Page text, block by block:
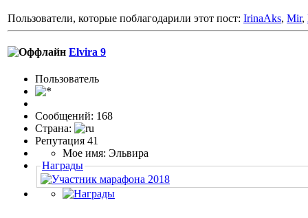
Пользователи, которые поблагодарили этот пост: IrinaAks, Mir,
Elvira 9
Пользовaтeль
Сообщений: 168
Страна:
Репутация 41
Мое имя: Эльвира
Награды